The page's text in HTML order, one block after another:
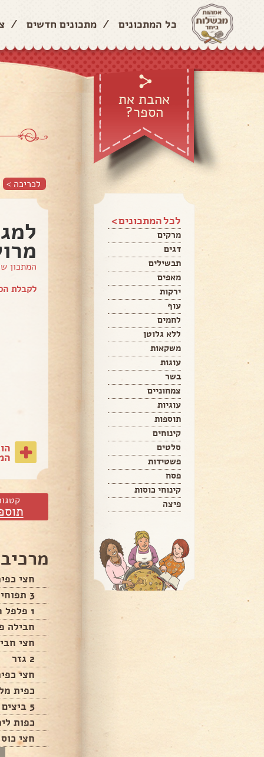
כל המתכונים / מתכונים חדשים /
אהבת את
הספר?
לכל המתכונים >
מרקים
דגים
תבשילים
מאפים
ירקות
עוף
לחמים
ללא גלוטן
משקאות
עוגות
בשר
צמחוניים
עוגיות
תוספות
קינוחים
סלטים
פשטידות
פסח
קינוחי כוסות
פיצה
לכריכה >
המתכון
לקבלת
חצי
3 תפוחי אדמה
1 פלפל חריף
חבילה
חצי
2 גזר
חצי
כפית
5 ביצים
כפות
חצי